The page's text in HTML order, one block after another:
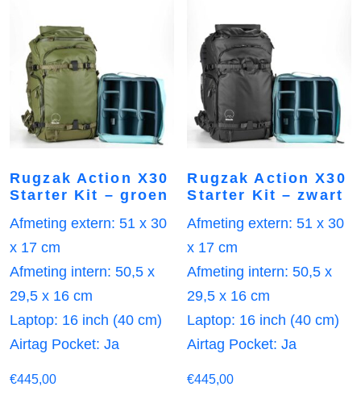
Rugzak Action X30
Starter Kit – groen
Afmeting extern: 51 x 30
x 17 cm
Afmeting intern: 50,5 x
29,5 x 16 cm
Laptop: 16 inch (40 cm)
Airtag Pocket: Ja
€445,00
Rugzak Action X30
Starter Kit – zwart
Afmeting extern: 51 x 30
x 17 cm
Afmeting intern: 50,5 x
29,5 x 16 cm
Laptop: 16 inch (40 cm)
Airtag Pocket: Ja
€445,00